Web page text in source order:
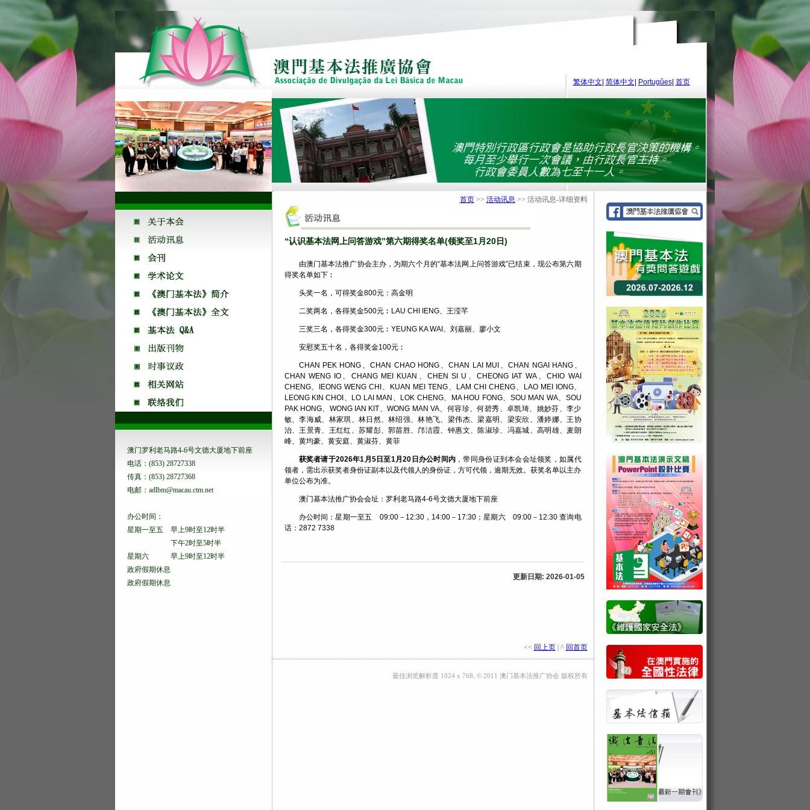
繁体中文 简体中文 Portugûes| 首页
澳门罗利老马路4-6号文德大厦地下前座
电话：(853) 28727338
传真：(853) 28727368
电邮：adlbm@macau.ctm.net
办公时间：
星期一至五 早上9时至12时半
下午2时至5时半
星期六 早上9时至12时半
政府假期休息
政府假期休息
首页>> 活动讯息 >> 活动讯息-详细资料
“认识基本法网上问答游戏”第六期得奖名单(领奖至1月20日)
由澳门基本法推广协会主办，为期六个月的“基本法网上问答游戏”已结束，现公布第六期
得奖名单如下︰
头奖一名，可得奖金800元：高金明
二奖两名，各得奖金500元︰LAU CHI IENG、王滢芊
三奖三名，各得奖金300元︰YEUNG KA WAI、刘嘉丽、廖小文
安慰奖五十名，各得奖金100元︰
CHAN PEK HONG、CHAN CHAO HONG、CHAN LAI MUI、CHAN NGAI HANG、
CHAN WENG IO、CHANG MEI KUAN、CHEN SI U、CHEONG IAT WA、CHIO WAI
CHENG、IEONG WENG CHI、KUAN MEI TENG、LAM CHI CHENG、LAO MEI IONG、
LEONG KIN CHOI、LO LAI MAN、LOK CHENG、MA HOU FONG、SOU MAN WA、SOU
PAK HONG、WONG IAN KIT、WONG MAN VA、何容珍、何碧秀、卓凯琦、姚妙芬、李少
敏、李海威、林家琪、林日然、林绍强、林艳飞、梁伟杰、梁嘉明、梁安欣、潘婷娜、王协
治、王景青、王红红、苏耀彭、郭苗胜、邝洁霞、钟惠文、陈淑珍、冯嘉城、高明雄、麦朗
峰、黄均豪、黄安庭、黄淑芬、黄菲
获奖者请于2026年1月 5日至1月20 日办公时间内 ，带同身份证到本会会址领奖，如属代
领者，需出示获奖者身份证副本以及代领人的身份证，方可代领，逾期无效。获奖名单以主办
单位公布为准。
澳门基本法推广协会会址：罗利老马路4-6号文德大厦地下前座
办公时间：星期一至五 09:00－12:30，14:00－17:30；星期六 09:00－12:30 查询电
话：2872 7338
更新日期: 2026-01-05
<< 回上页| ^ 回首页
最佳浏览解析度 1024 x 768, © 2011 澳门基本法推广协会 版权所有